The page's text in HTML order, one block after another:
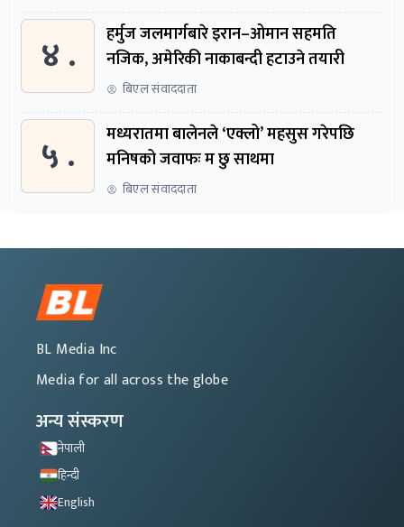
४ .
हर्मुज जलमार्गबारे इरान–ओमान सहमति
नजिक, अमेरिकी नाकाबन्दी हटाउने तयारी
बिएल संवाददाता
५ .
मध्यरातमा बालेनले ‘एक्लो’ महसुस गरेपछि
मनिषको जवाफः म छु साथमा
बिएल संवाददाता
BL Media Inc
Media for all across the globe
अन्य संस्करण
नेपाली
हिन्दी
English